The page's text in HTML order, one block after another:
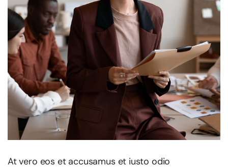
At vero eos et accusamus et iusto odio